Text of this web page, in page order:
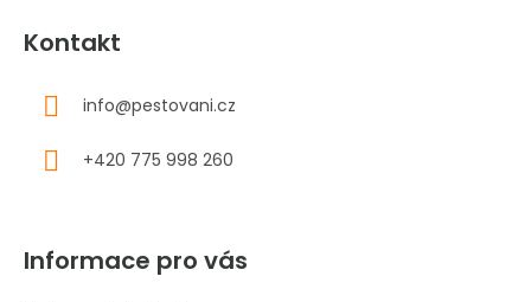
Kontakt
info@pestovani.cz
+420 775 998 260
Informace pro vás